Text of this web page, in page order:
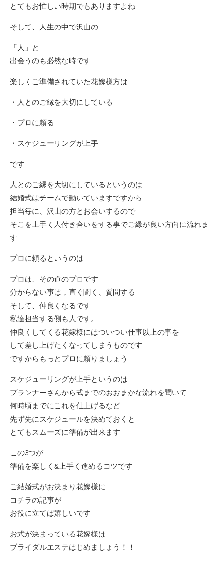
とてもお忙しい時期でもありますよね
そして、人生の中で沢山の
「人」と
出会うのも必然な時です
楽しくご準備されていた花嫁様方は
・人とのご縁を大切にしている
・プロに頼る
・スケジューリングが上手
です
人とのご縁を大切にしているというのは
結婚式はチームで動いていますですから
担当毎に、沢山の方とお会いするので
そこを上手く人付き合いをする事でご縁が良い方向に流れま
す
プロに頼るというのは
プロは、その道のプロです
分からない事は，直ぐ聞く、質問する
そして、仲良くなるです
私達担当する側も人です。
仲良くしてくる花嫁様にはついつい仕事以上の事を
して差し上げたくなってしまうものです
ですからもっとプロに頼りましょう
スケジューリングが上手というのは
プランナーさんから式までのおおまかな流れを聞いて
何時頃までにこれを仕上げるなど
先ず先にスケジュールを決めておくと
とてもスムーズに準備が出来ます
この3つが
準備を楽しく&上手く進めるコツです
ご結婚式がお決まり花嫁様に
コチラの記事が
お役に立てば嬉しいです
お式が決まっている花嫁様は
ブライダルエステはじめましょう！！